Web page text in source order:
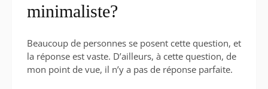
minimaliste?
Beaucoup de personnes se posent cette question, et
la réponse est vaste. D’ailleurs, à cette question, de
mon point de vue, il n’y a pas de réponse parfaite.